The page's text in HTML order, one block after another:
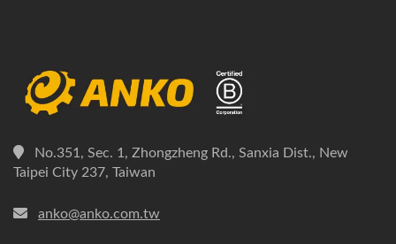
No.351, Sec. 1, Zhongzheng Rd., Sanxia Dist., New
Taipei City 237, Taiwan
anko@anko.com.tw